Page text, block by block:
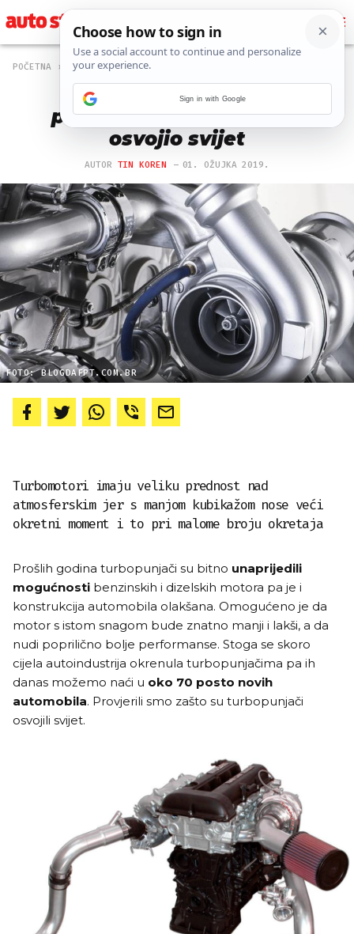
POČETNA MAGAZIN
Daje snagu i smanjuje
potrošnju: Kako je turbo
osvojio svijet
AUTOR TIN KOREN 01. OŽUJKA 2019.
FOTO: BLOGDAFPT.COM.BR
Turbomotori imaju veliku prednost nad
atmosferskim jer s manjom kubikažom nose veći
okretni moment i to pri malome broju okretaja
Prošlih godina turbopunjači su bitno unaprijedili
mogućnosti benzinskih i dizelskih motora pa je i
konstrukcija automobila olakšana. Omogućeno je da
motor s istom snagom bude znatno manji i lakši, a da
nudi poprilično bolje performanse. Stoga se skoro
cijela autoindustrija okrenula turbopunjačima pa ih
danas možemo naći u oko 70 posto novih
automobila. Provjerili smo zašto su turbopunjači
osvojili svijet.
Sign in with Google